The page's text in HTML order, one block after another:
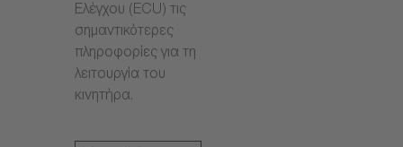
Ελέγχου (ECU) τις
σημαντικότερες
πληροφορίες για τη
λειτουργία του
κινητήρα.